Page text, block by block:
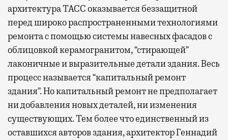
архитектура ТАСС оказывается беззащитной
перед широко распространенными технологиями
ремонта с помощью системы навесных фасадов с
облицовкой керамогранитом, “стирающей”
лаконичные и выразительные детали здания. Весь
процесс называется “капитальный ремонт
здания”. Но капитальный ремонт не предполагает
ни добавления новых деталей, ни изменения
существующих. Тем более что единственный из
оставшихся авторов здания, архитектор Геннадий